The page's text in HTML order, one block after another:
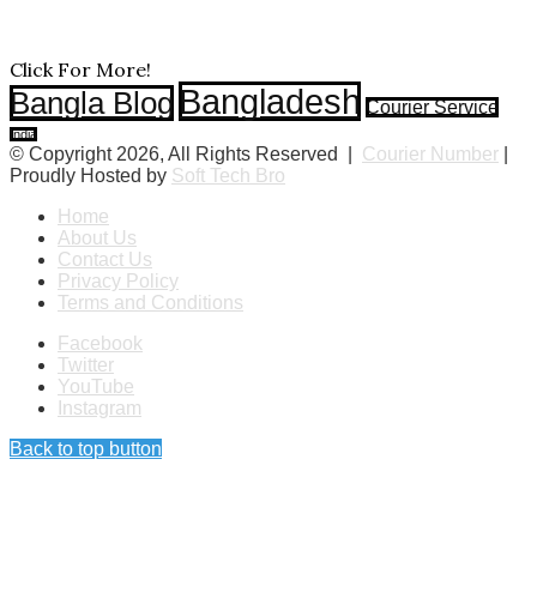
Click For More!
Bangla Blog Bangladesh Courier Service
India
© Copyright 2026, All Rights Reserved | Courier Number
Proudly Hosted by Soft Tech Bro
Home
About Us
Contact Us
Privacy Policy
Terms and Conditions
Facebook
Twitter
YouTube
Instagram
Back to top button